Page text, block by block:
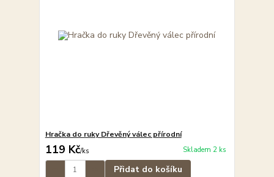
Hračka do ruky Dřevěný válec přírodní
119 Kč/ks Skladem 2 ks
Přidat do košíku